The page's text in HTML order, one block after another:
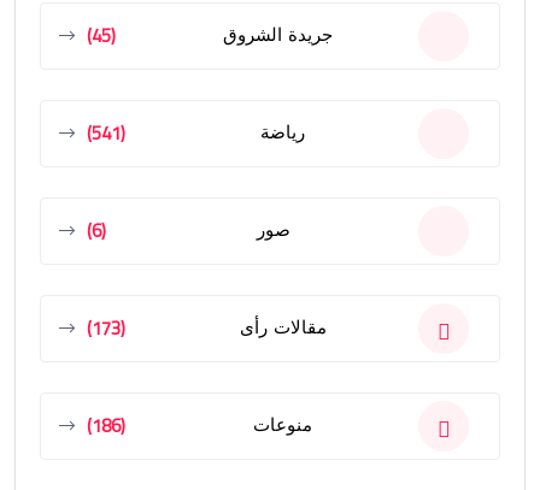
جريدة الشروق (45)
رياضة (541)
صور (6)
مقالات رأى (173)
منوعات (186)